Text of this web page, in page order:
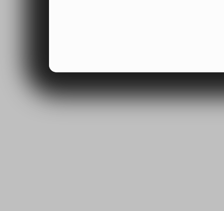
Funkční soubory
Funkční soubory
nastavení možností